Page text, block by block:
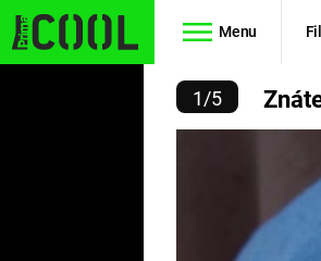
Menu
FUNKCI
1/5